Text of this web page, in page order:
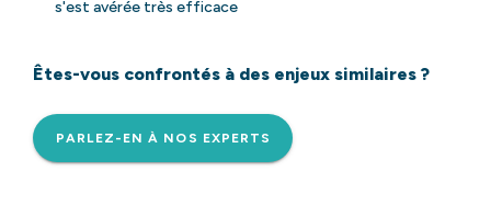
s'est avérée très efficace
Êtes-vous confrontés à des enjeux similaires ?
PARLEZ-EN À NOS EXPERTS